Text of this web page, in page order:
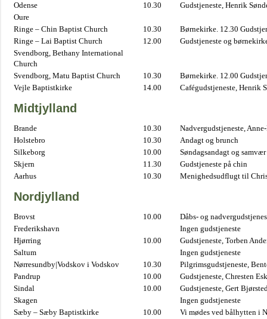
Odense
10.30
Gudstjeneste, Henrik
Oure
Ringe – Chin Baptist Church
10.30
Børnekirke. 12.30
Ringe – Lai Baptist Church
12.00
Gudstjeneste og
Svendborg, Bethany International
Church
Svendborg, Matu Baptist Church
10.30
Børnekirke. 12.00
Vejle Baptistkirke
14.00 Cafégudstjeneste, Henrik
Midtjylland
Brande 10.30
Nadvergudstjeneste,
Holstebro
10.30
Andagt og brunch
Silkeborg
10.00
Søndagsandagt og samvær
Skjern
11.30
Gudstjeneste på chin
Aarhus
10.30 Menighedsudflugt til
Nordjylland
Brovst 10.00
Dåbs- og
Frederikshavn
Ingen gudstjeneste
Hjørring
10.00
Gudstjeneste, Torben
Saltum
Ingen gudstjeneste
Nørresundby|Vodskov i Vodskov
10.30
Pilgrimsgudstjeneste,
Pandrup
10.00
Gudstjeneste, Chresten
Sindal
10.00
Gudstjeneste, Gert
Skagen
Ingen gudstjeneste
Sæby – Sæby Baptistkirke
10.00
Vi mødes ved bålhytten i